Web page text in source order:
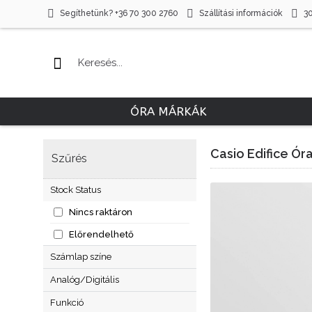
Segíthetünk? +36 70 300 2760 Szállítási információk
ÓRA MÁRKÁK
Szűrés
Stock Status
Nincs raktáron
Előrendelhető
Számlap színe
Barna
Fehér
Analóg/Digitális
Analóg
Funkció
Casio Edifice